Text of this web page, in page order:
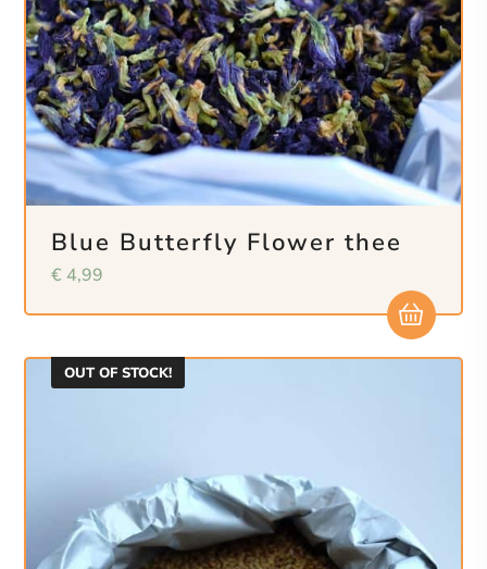
Blue Butterfly Flower thee
€ 4,99
OUT OF STOCK!